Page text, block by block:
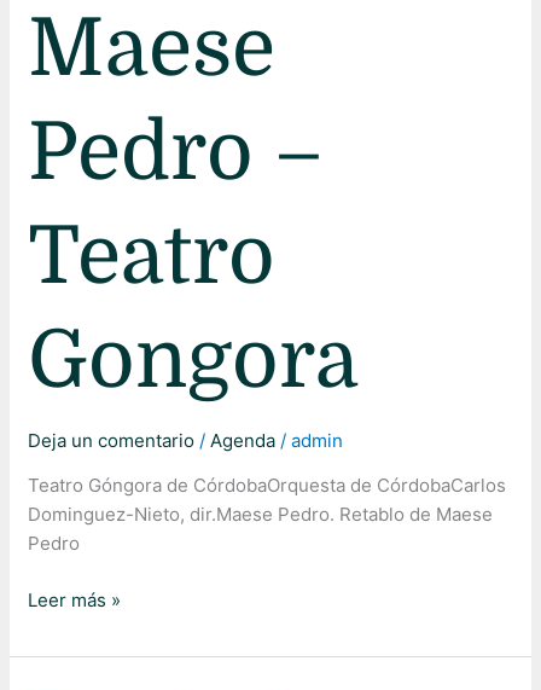
Maese
Pedro –
Teatro
Gongora
Deja un comentario /Agenda /admin
Teatro Góngora de CórdobaOrquesta de CórdobaCarlos
Dominguez-Nieto, dir.Maese Pedro. Retablo de Maese
Pedro
Pedro
–
Gongora
Leer más »